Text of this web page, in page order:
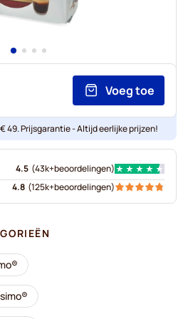
Voeg toe
49. Prijsgarantie - Altijd eerlijke prijzen!
4.5 (43k+beoordelingen)
4.8 (125k+beoordelingen)